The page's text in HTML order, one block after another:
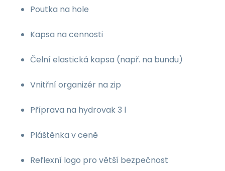
Poutka na hole
Kapsa na cennosti
Čelní elastická kapsa (např. na bundu)
Vnitřní organizér na zip
Příprava na hydrovak 3 l
Pláštěnka v ceně
Reflexní logo pro větší bezpečnost